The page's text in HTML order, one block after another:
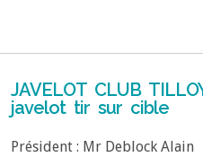
JAVELOT CLUB
javelot tir sur cible
Président : Mr Deblock Alain